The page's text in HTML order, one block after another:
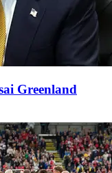
Greenland